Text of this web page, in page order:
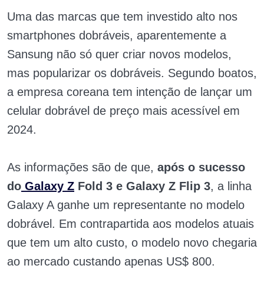
Uma das marcas que tem investido alto nos
smartphones dobráveis, aparentemente a
Sansung não só quer criar novos modelos,
mas popularizar os dobráveis. Segundo boatos,
a empresa coreana tem intenção de lançar um
celular dobrável de preço mais acessível em
2024.
As informações são de que, após o sucesso
do Galaxy Z Fold 3 e Galaxy Z Flip 3, a linha
Galaxy A ganhe um representante no modelo
dobrável. Em contrapartida aos modelos atuais
que tem um alto custo, o modelo novo chegaria
ao mercado custando apenas US$ 800.